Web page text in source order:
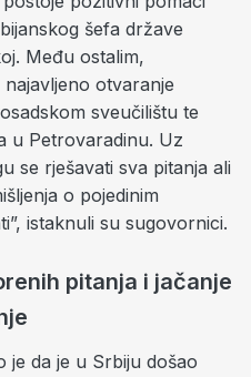
šefa države
Među ostalim,
otvaranje
sveučilištu te
u Petrovaradinu. Uz
se rješavati sva pitanja ali
o pojedinim
istaknuli su sugovornici.
pitanja i jačanje
je da je u Srbiju došao